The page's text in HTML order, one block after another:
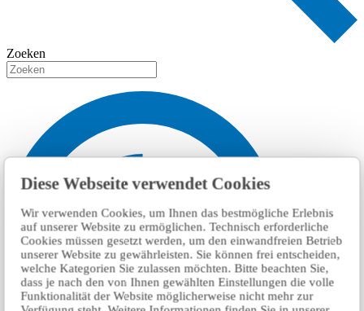
Diese Webseite verwendet Cookies
Wir verwenden Cookies, um Ihnen das bestmögliche Erlebnis
auf unserer Website zu ermöglichen. Technisch erforderliche
Cookies müssen gesetzt werden, um den einwandfreien Betrieb
unserer Website zu gewährleisten. Sie können frei entscheiden,
welche Kategorien Sie zulassen möchten. Bitte beachten Sie,
dass je nach den von Ihnen gewählten Einstellungen die volle
Funktionalität der Website möglicherweise nicht mehr zur
Zoeken